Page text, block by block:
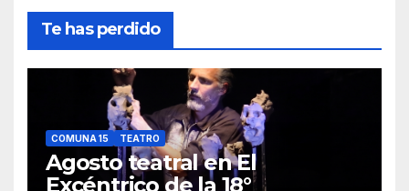
Te has perdido
COMUNA 15 TEATRO
Agosto teatral en El
Excéntrico de la 18°